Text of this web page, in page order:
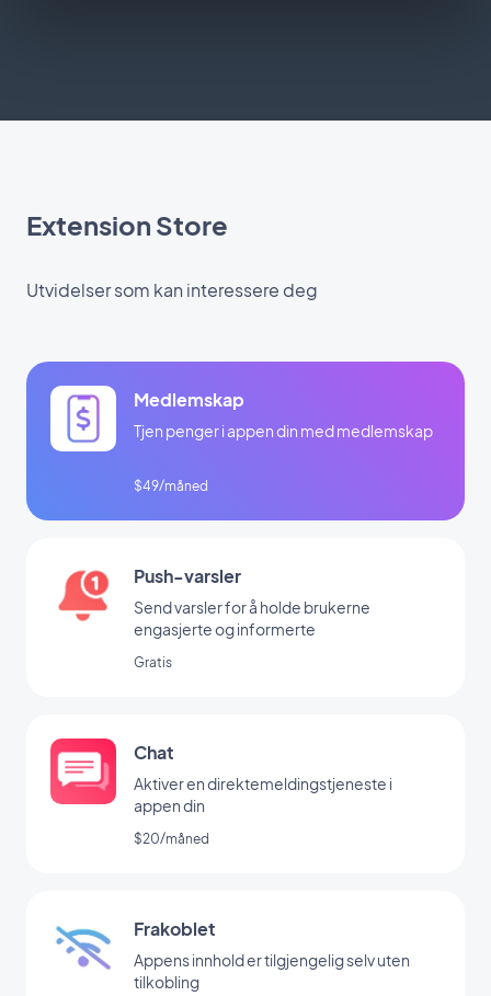
Extension Store
Utvidelser som kan interessere deg
Medlemskap
Tjen penger i appen din med medlemskap
$49/måned
Push-varsler
Send varsler for å holde brukerne
engasjerte og informerte
Gratis
Chat
Aktiver en direktemeldingstjeneste i
appen din
$20/måned
Frakoblet
Appens innhold er tilgjengelig selv uten
tilkobling